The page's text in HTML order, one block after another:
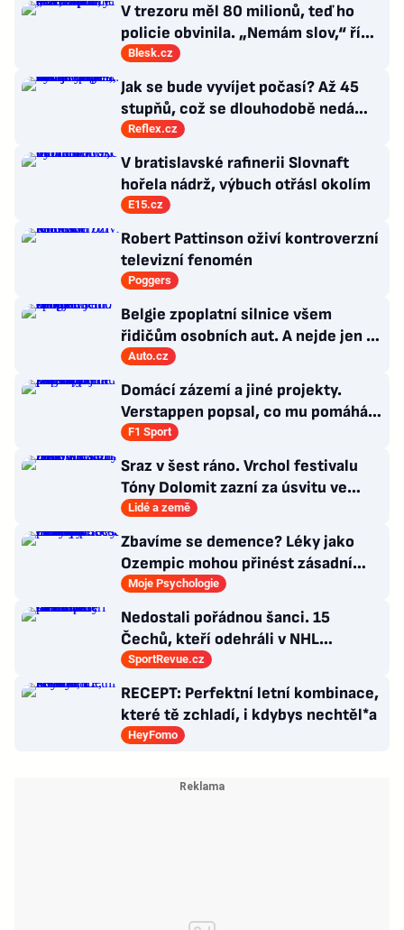
V trezoru měl 80 milionů, teď ho
policie obvinila. „Nemám slov,“ říká
exšéf Správy železnic
Blesk.cz
Jak se bude vyvíjet počasí? Až 45
stupňů, což se dlouhodobě nedá
vydržet, varuje klimatolog Radim
Tolasz
Reflex.cz
V bratislavské rafinerii Slovnaft
hořela nádrž, výbuch otřásl okolím
E15.cz
Robert Pattinson oživí kontroverzní
televizní fenomén
Poggers
Belgie zpoplatní silnice všem
řidičům osobních aut. A nejde jen o
dálnice
Auto.cz
Domácí zázemí a jiné projekty.
Verstappen popsal, co mu pomáhá
se soustředit na závodění
F1 Sport
Sraz v šest ráno. Vrchol festivalu
Tóny Dolomit zazní za úsvitu ve
3000 metrech
Lidé a země
Zbavíme se demence? Léky jako
Ozempic mohou přinést zásadní
průlom v léčbě Alzheimerovy
choroby
Moje Psychologie
Nedostali pořádnou šanci. 15
Čechů, kteří odehráli v NHL
maximálně dva zápasy
SportRevue.cz
RECEPT: Perfektní letní kombinace,
které tě zchladí, i kdybys nechtěl*a
HeyFomo